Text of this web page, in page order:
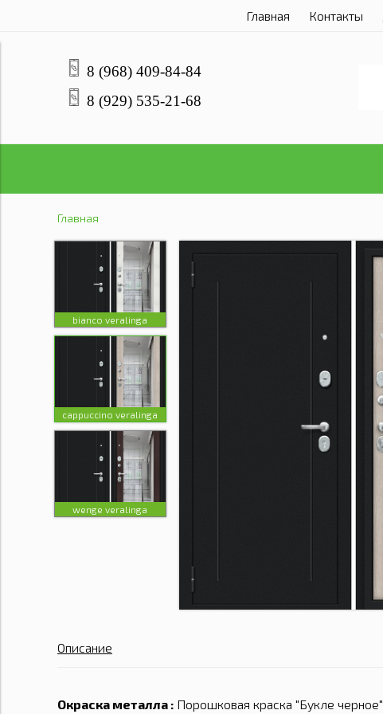
Главная Контакты
8 (968) 409-84-84
8 (929) 535-21-68
Главная
bianco veralinga
cappuccino veralinga
wenge veralinga
Описание
Окраска металла : Порошковая краска "Букле черное"